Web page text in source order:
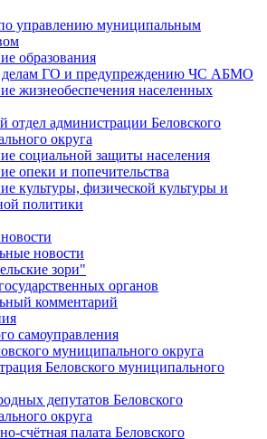
управлению муниципальным
образования
делам ГО и предупреждению ЧС АБМО
жизнеобеспечения населенных
отдел администрации Беловского
округа
социальной защиты населения
опеки и попечительства
культуры, физической культуры и
политики
новости
зори"
органов
комментарий
самоуправления
муниципального округа
Беловского муниципального
депутатов Беловского
округа
счётная палата Беловского